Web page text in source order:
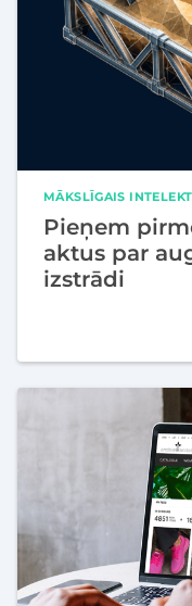
MĀKSLĪGAIS
Pieņem
aktus par
izstrādi